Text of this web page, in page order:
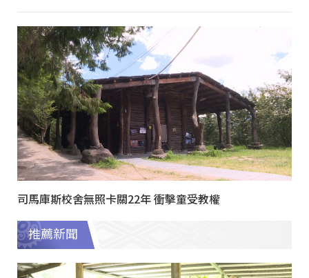
司馬庫斯校舍無照卡關22年 衝擊童受教權
推薦新聞